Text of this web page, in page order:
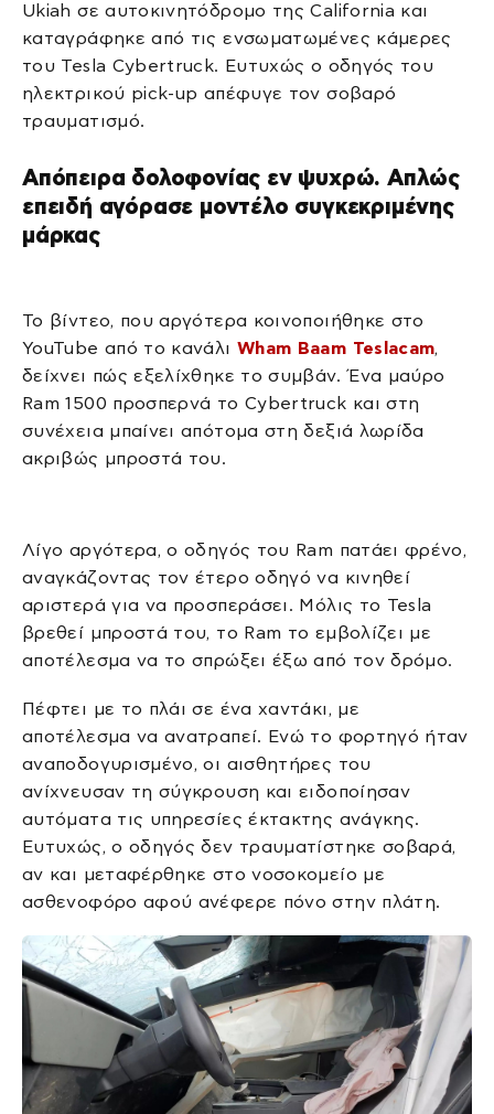
Ukiah σε αυτοκινητόδρομο της California και
καταγράφηκε από τις ενσωματωμένες κάμερες
του Tesla Cybertruck. Ευτυχώς ο οδηγός του
ηλεκτρικού pick-up απέφυγε τον σοβαρό
τραυματισμό.
Απόπειρα δολοφονίας εν ψυχρώ. Απλώς
επειδή αγόρασε μοντέλο συγκεκριμένης
μάρκας
Το βίντεο, που αργότερα κοινοποιήθηκε στο
YouTube από το κανάλι Wham Baam Teslacam,
δείχνει πώς εξελίχθηκε το συμβάν. Ένα μαύρο
Ram 1500 προσπερνά το Cybertruck και στη
συνέχεια μπαίνει απότομα στη δεξιά λωρίδα
ακριβώς μπροστά του.
Λίγο αργότερα, ο οδηγός του Ram πατάει φρένο,
αναγκάζοντας τον έτερο οδηγό να κινηθεί
αριστερά για να προσπεράσει. Μόλις το Tesla
βρεθεί μπροστά του, το Ram το εμβολίζει με
αποτέλεσμα να το σπρώξει έξω από τον δρόμο.
Πέφτει με το πλάι σε ένα χαντάκι, με
αποτέλεσμα να ανατραπεί. Ενώ το φορτηγό ήταν
αναποδογυρισμένο, οι αισθητήρες του
ανίχνευσαν τη σύγκρουση και ειδοποίησαν
αυτόματα τις υπηρεσίες έκτακτης ανάγκης.
Ευτυχώς, ο οδηγός δεν τραυματίστηκε σοβαρά,
αν και μεταφέρθηκε στο νοσοκομείο με
ασθενοφόρο αφού ανέφερε πόνο στην πλάτη.